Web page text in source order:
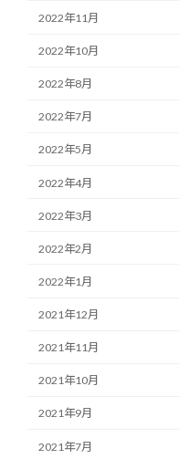
2022年11月
2022年10月
2022年8月
2022年7月
2022年5月
2022年4月
2022年3月
2022年2月
2022年1月
2021年12月
2021年11月
2021年10月
2021年9月
2021年7月